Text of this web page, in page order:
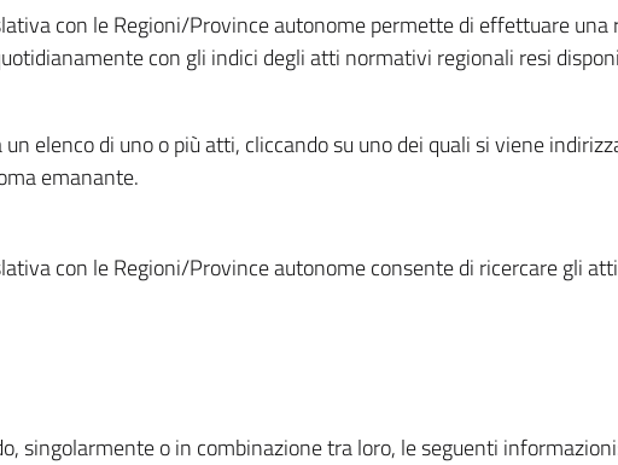
con le Regioni/Province autonome permette di effettuare
con gli indici degli atti normativi regionali resi
elenco di uno o più atti, cliccando su uno dei quali si viene
emanante.
con le Regioni/Province autonome consente di ricercare gli
singolarmente o in combinazione tra loro, le seguenti